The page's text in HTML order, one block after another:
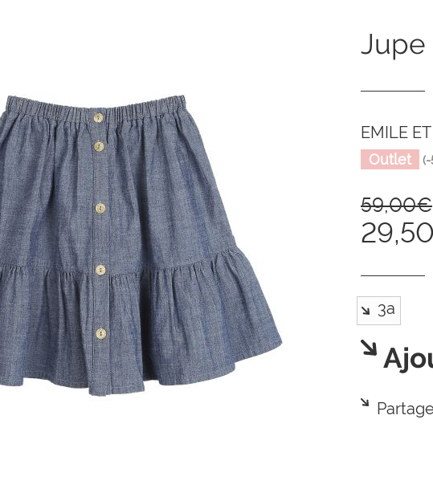
EMILE
Outlet (-
59,00€